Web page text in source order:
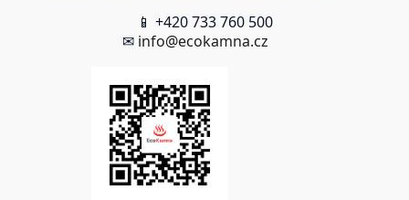
📱 +420 733 760 500
✉ info@ecokamna.cz